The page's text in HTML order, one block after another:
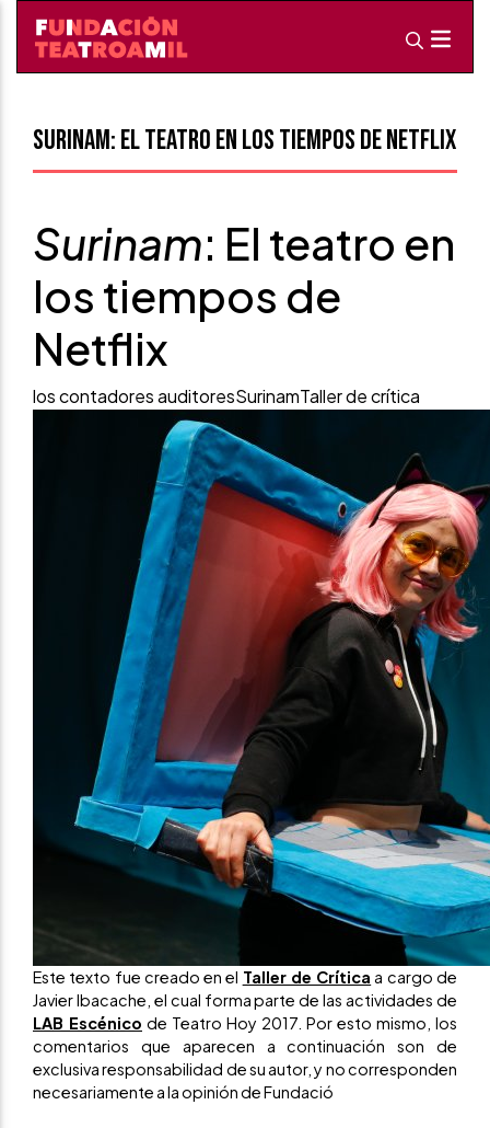
Surinam: El teatro en los tiempos de Netflix
Surinam: El teatro en
los tiempos de
Netflix
los contadores auditoresSurinamTaller de crítica
Este texto fue creado en el Taller de Crítica a cargo de
Javier Ibacache, el cual forma parte de las actividades de
LAB Escénico de Teatro Hoy 2017. Por esto mismo, los
comentarios que aparecen a continuación son de
exclusiva responsabilidad de su autor, y no corresponden
necesariamente a la opinión de Fundació